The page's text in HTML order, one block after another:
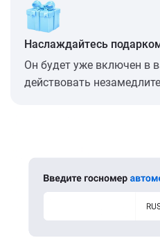
Наслаждайтесь
Он будет уже включен в
действовать